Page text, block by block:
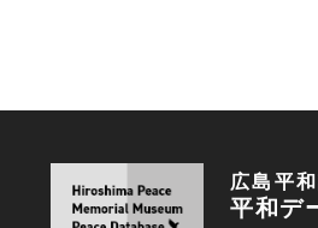
広島平
平和デ